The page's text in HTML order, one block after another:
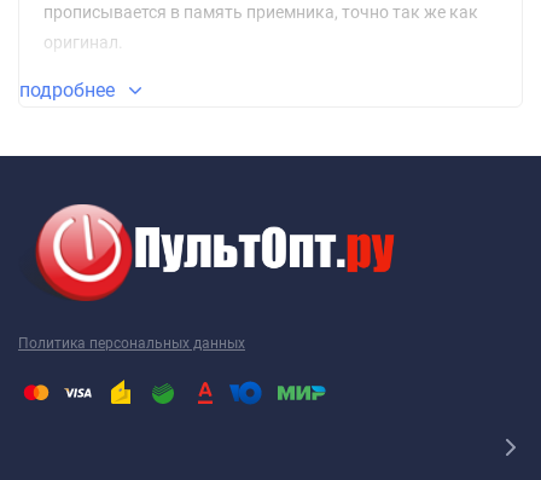
прописывается в память приемника, точно так же как
оригинал.
Скопировать сигнал с уже работающего пульт Doorhan,
Работать как smart копия пульта Doorhan (работает на
Брелок выполнен с применением первоклассного ABS
пластика и на высококачественной микроэлектронике.
Высокоточное нанесение надписей, стойкое к истиранию.
Все это гарантирует его долговечную и бесперебойную работу.
Пульт уже комплектуется батарейкой, так же в комплекте
подробнее
Политика персональных данных